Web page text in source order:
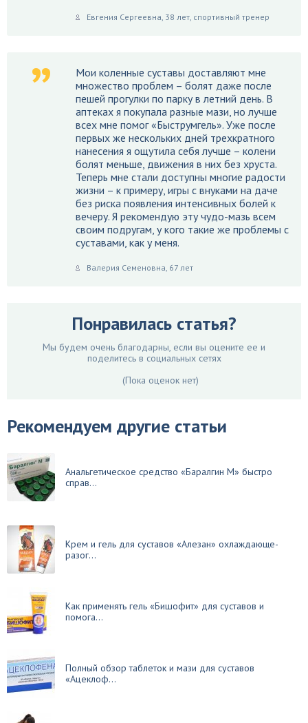
Евгения Сергеевна, 38 лет, спортивный тренер
Мои коленные суставы доставляют мне
множество проблем – болят даже после
пешей прогулки по парку в летний день. В
аптеках я покупала разные мази, но лучше
всех мне помог «Быструмгель». Уже после
первых же нескольких дней трехкратного
нанесения я ощутила себя лучше – колени
болят меньше, движения в них без хруста.
Теперь мне стали доступны многие радости
жизни – к примеру, игры с внуками на даче
без риска появления интенсивных болей к
вечеру. Я рекомендую эту чудо-мазь всем
своим подругам, у кого такие же проблемы с
суставами, как у меня.
Валерия Семеновна, 67 лет
Понравилась статья?
Мы будем очень благодарны, если вы оцените ее и
поделитесь в социальных сетях
(Пока оценок нет)
Рекомендуем другие статьи
Анальгетическое средство «Баралгин М» быстро
справ...
Крем и гель для суставов «Алезан» охлаждающе-
разог...
Как применять гель «Бишофит» для суставов и
помога...
Полный обзор таблеток и мази для суставов
«Ацеклоф...